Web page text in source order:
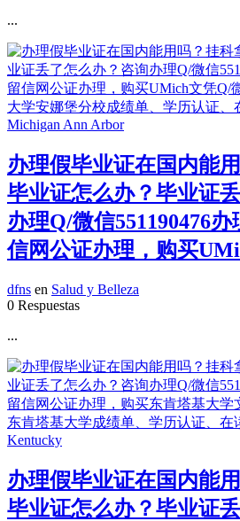
...
办理假毕业证在国内能
毕业证怎么办？毕业证
办理Q/微信551190476
信网公证办理，购买
dfns en Salud y Belleza
0 Respuestas
...
办理假毕业证在国内能
毕业证怎么办？毕业证